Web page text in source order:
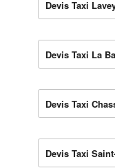
Devis Taxi
Devis Taxi La
Devis Taxi
Devis Taxi